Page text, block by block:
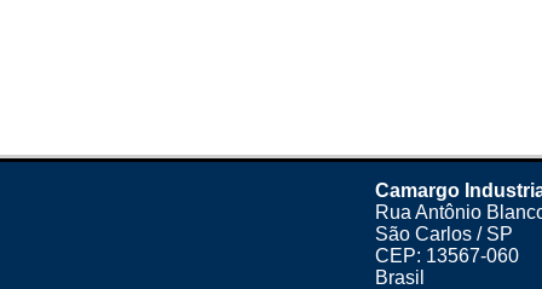
Camargo
Rua Antônio
São Carlos / SP
CEP: 13567-060
Brasil